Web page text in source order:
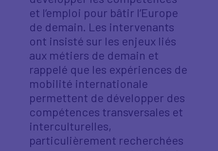
et l’emploi pour bâtir l’Europe
de demain. Les intervenants
ont insisté sur les enjeux liés
aux métiers de demain et
rappelé que les expériences de
mobilité internationale
permettent de développer des
compétences transversales et
interculturelles,
particulièrement recherchées